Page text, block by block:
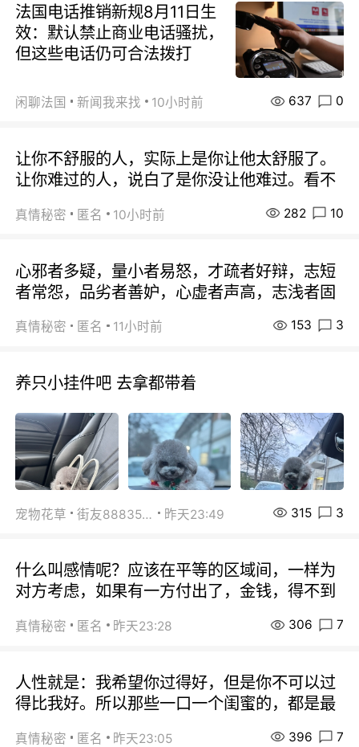
法国电话推销新规8月11日生
效：默认禁止商业电话骚扰，
但这些电话仍可合法拨打
闲聊法国 新闻我来找 10小时前 637 0
让你不舒服的人，实际上是你让他太舒服了。
让你难过的人，说白了是你没让他难过。看不
真情秘密 匿名 10小时前 282 10
心邪者多疑，量小者易怒，才疏者好辩，志短
者常怨，品劣者善妒，心虚者声高，志浅者固
真情秘密 匿名 11小时前 153 3
养只小挂件吧 去拿都带着
宠物花草 街友88835518 昨天23:49 315 3
什么叫感情呢？应该在平等的区域间，一样为
对方考虑，如果有一方付出了，金钱，得不到
真情秘密 匿名 昨天23:28 306 7
人性就是：我希望你过得好，但是你不可以过
得比我好。所以那些一口一个闺蜜的，都是最
真情秘密 匿名 昨天23:05 396 7